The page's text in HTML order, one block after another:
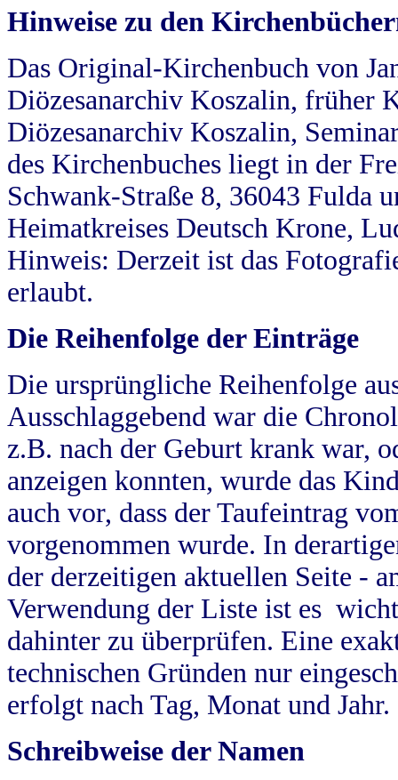
Hinweise zu den
Das Original-Kirchenbuch von
Diözesanarchiv Koszalin, früher
Diözesanarchiv Koszalin,
des Kirchenbuches liegt in der
Schwank-Straße 8, 36043 Fulda
Heimatkreises Deutsch Krone,
Hinweis: Derzeit ist das
erlaubt.
Die Reihenfolge der Einträge
Die ursprüngliche Reihenfolge
Ausschlaggebend war die
z.B. nach der Geburt krank war,
anzeigen konnten, wurde das
auch vor, dass der Taufeintrag
vorgenommen wurde. In
der derzeitigen aktuellen Seite -
Verwendung der Liste ist es
dahinter zu überprüfen. Eine
technischen Gründen nur
erfolgt nach Tag, Monat und Jahr.
Schreibweise der Namen